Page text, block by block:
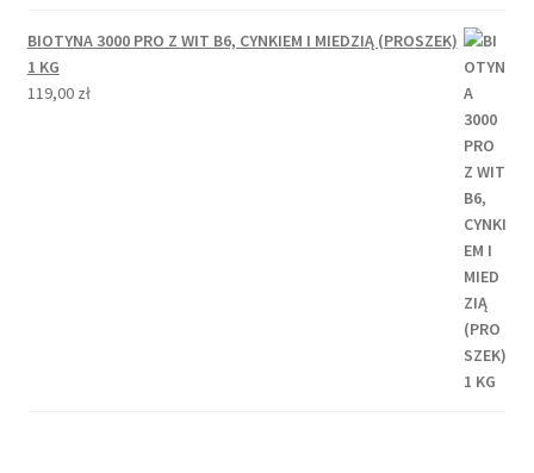
BIOTYNA 3000 PRO Z WIT B6, CYNKIEM I MIEDZIĄ (PROSZEK)
1 KG
119,00 zł